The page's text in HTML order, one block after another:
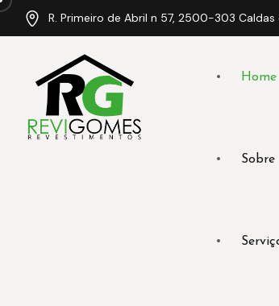
R. Primeiro de Abril n 57, 2500-303 Caldas
Home
Sobre